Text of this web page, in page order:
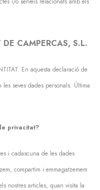
CAMPERCAS, S.L.
En aquesta declaració de
seves dades personals. Última
privacitat?
i cadascuna de les dades
compartim i emmagatzemem
nostres articles, quan visita la